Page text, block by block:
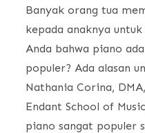
Banyak orang tua
kepada anaknya
Anda bahwa piano
populer? Ada alasan
Nathania Corina,
Endant School of
piano sangat populer